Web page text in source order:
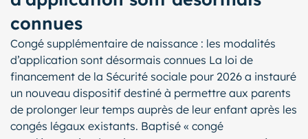
connues
Congé supplémentaire de naissance : les modalités
d’application sont désormais connues La loi de
financement de la Sécurité sociale pour 2026 a instauré
un nouveau dispositif destiné à permettre aux parents
de prolonger leur temps auprès de leur enfant après les
congés légaux existants. Baptisé « congé